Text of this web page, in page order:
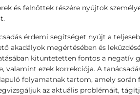
és felnőttek részére nyújtok
érdemi segítséget nyújt a
akadályok megértésében és
kitüntetetten fontos a negatív
valamint ezek korrekciója. A
folyamatnak tartom, amely során
az aktuális problémáit,